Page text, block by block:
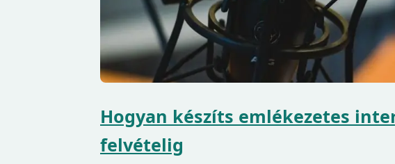
Hogyan készíts emlékezetes
felvételig